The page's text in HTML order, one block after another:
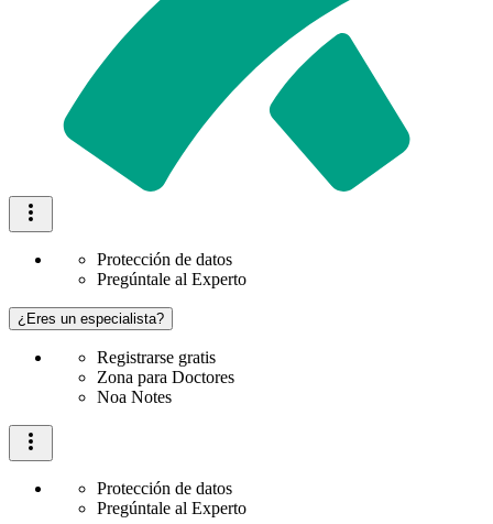
Protección de datos
Pregúntale al Experto
¿Eres un especialista?
Registrarse gratis
Zona para Doctores
Noa Notes
Protección de datos
Pregúntale al Experto